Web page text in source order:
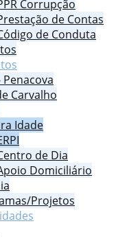
Corrupção
de Contas
de Conduta
Penacova
Carvalho
Idade
de Dia
Domiciliário
Projetos